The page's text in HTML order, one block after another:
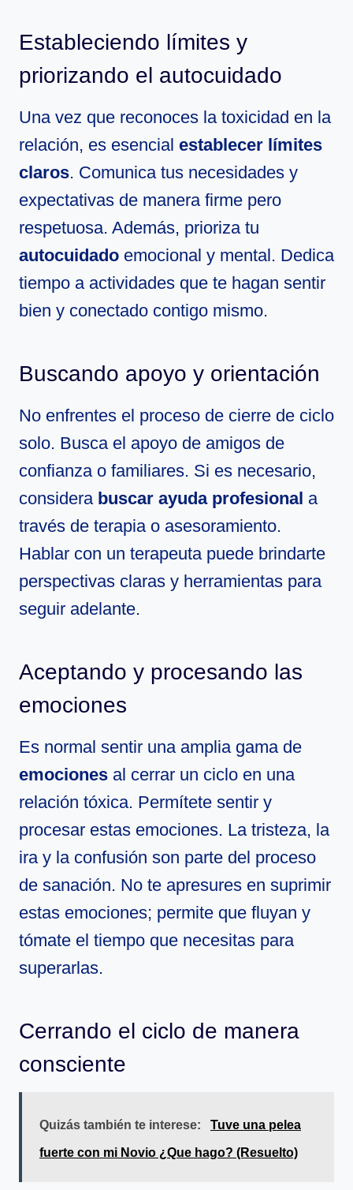
Estableciendo límites y
priorizando el autocuidado
Una vez que reconoces la toxicidad en la
relación, es esencial establecer límites
claros. Comunica tus necesidades y
expectativas de manera firme pero
respetuosa. Además, prioriza tu
autocuidado emocional y mental. Dedica
tiempo a actividades que te hagan sentir
bien y conectado contigo mismo.
Buscando apoyo y orientación
No enfrentes el proceso de cierre de ciclo
solo. Busca el apoyo de amigos de
confianza o familiares. Si es necesario,
considera buscar ayuda profesional a
través de terapia o asesoramiento.
Hablar con un terapeuta puede brindarte
perspectivas claras y herramientas para
seguir adelante.
Aceptando y procesando las
emociones
Es normal sentir una amplia gama de
emociones al cerrar un ciclo en una
relación tóxica. Permítete sentir y
procesar estas emociones. La tristeza, la
ira y la confusión son parte del proceso
de sanación. No te apresures en suprimir
estas emociones; permite que fluyan y
tómate el tiempo que necesitas para
superarlas.
Cerrando el ciclo de manera
consciente
Quizás también te interese: Tuve una pelea
fuerte con mi Novio ¿Que hago? (Resuelto)